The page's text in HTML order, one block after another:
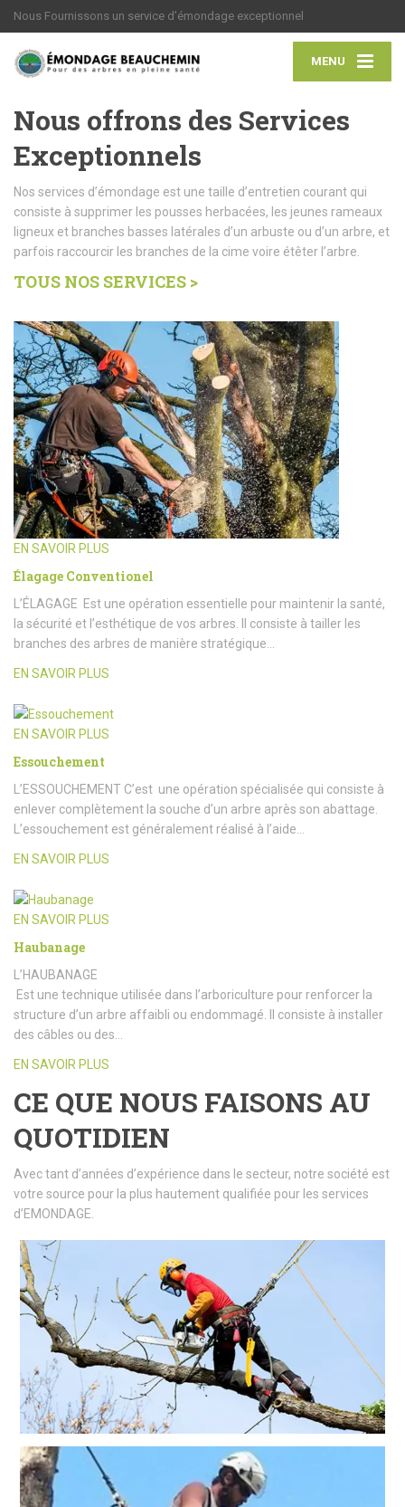
Nous Fournissons un service d’émondage exceptionnel
MENU
Nous offrons des Services
Exceptionnels
Nos services d’émondage est une taille d’entretien courant qui
consiste à supprimer les pousses herbacées, les jeunes rameaux
ligneux et branches basses latérales d’un arbuste ou d’un arbre, et
parfois raccourcir les branches de la cime voire étêter l’arbre.
TOUS NOS SERVICES >
EN SAVOIR PLUS
Élagage Conventionel
L’ÉLAGAGE Est une opération essentielle pour maintenir la santé,
la sécurité et l’esthétique de vos arbres. Il consiste à tailler les
branches des arbres de manière stratégique…
EN SAVOIR PLUS
EN SAVOIR PLUS
Essouchement
L’ESSOUCHEMENT C’est une opération spécialisée qui consiste à
enlever complètement la souche d’un arbre après son abattage.
L’essouchement est généralement réalisé à l’aide…
EN SAVOIR PLUS
EN SAVOIR PLUS
Haubanage
L’HAUBANAGE
Est une technique utilisée dans l’arboriculture pour renforcer la
structure d’un arbre affaibli ou endommagé. Il consiste à installer
des câbles ou des…
EN SAVOIR PLUS
CE QUE NOUS FAISONS AU
QUOTIDIEN
Avec tant d’années d’expérience dans le secteur, notre société est
votre source pour la plus hautement qualifiée pour les services
d’EMONDAGE.